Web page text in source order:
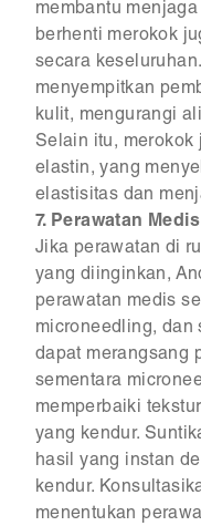
membantu
berhenti merokok
secara
menyempitkan
kulit, mengurangi
Selain itu, merokok
elastin, yang
elastisitas dan
7. Perawatan Medis
Jika perawatan di
yang diinginkan,
perawatan medis
microneedling, dan
dapat merangsang
sementara
memperbaiki
yang kendur.
hasil yang instan
kendur.
menentukan